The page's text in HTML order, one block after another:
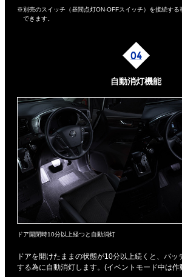
※別売のスイッチ（昼間点灯ON-OFFスイッチ）を接続する
できます。
自動消灯機能
ドア開閉時10分以上経つと自動消灯
ドアを開けたままの状態が10分以上続くと、バッ
する為に自動消灯します。(イベントモード中は作